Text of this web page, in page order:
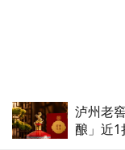
泸州老
酿」近1